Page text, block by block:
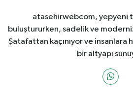
atasehirwebcom, yepyeni
buluştururken, sadelik ve
Şatafattan kaçınıyor ve insanlara
bir altyapı